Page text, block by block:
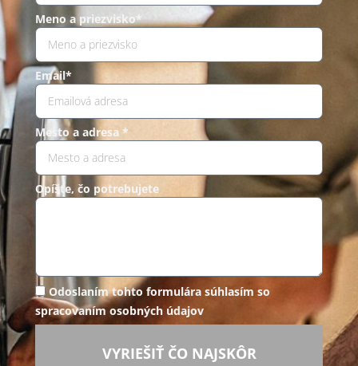
Meno a priezvisko*
Email*
Mesto a adresa *
Opíšte, čo potrebujete
Odoslaním tohto formulára súhlasím so
spracovaním osobných údajov
VYRIEŠIŤ ČO NAJSKÔR